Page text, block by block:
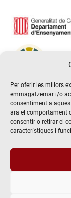
Per oferir les millors
emmagatzemar i/o
consentiment a
ara el comportament
consentir o retirar el
característiques i
@2026 Escola